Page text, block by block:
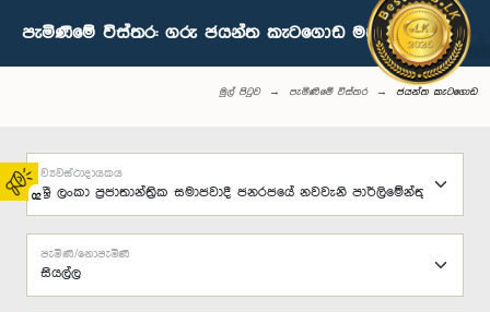
02
පැමිණීමේ විස්තර: ගරු ජයන්ත කැටගොඩ මහතා, පා.ම.
මුල් පිටුව පැමිණීමේ විස්තර ජයන්ත කැටගොඩ
ව්‍යවස්ථාදායකය
පැමිණි/නොපැමිණි